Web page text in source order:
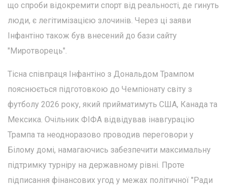
що спроби відокремити спорт від реальності, де гинуть
люди, є легітимізацією злочинів. Через ці заяви
Інфантіно також був внесений до бази сайту
"Миротворець".
Тісна співпраця Інфантіно з Дональдом Трампом
пояснюється підготовкою до Чемпіонату світу з
футболу 2026 року, який прийматимуть США, Канада та
Мексика. Очільник ФІФА відвідував інавгурацію
Трампа та неодноразово проводив переговори у
Білому домі, намагаючись забезпечити максимальну
підтримку турніру на державному рівні. Проте
підписання фінансових угод у межах політичної "Ради